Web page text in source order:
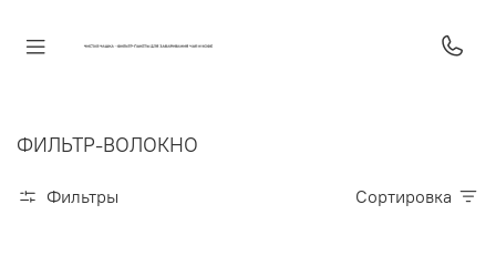
ФИЛЬТР-ВОЛОКНО
Фильтры Сортировка